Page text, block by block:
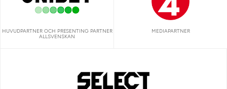
HUVUDPARTNER OCH PRESENTING PARTNER
ALLSVENSKAN
MEDIAPARTNER